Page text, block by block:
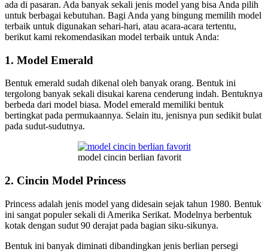
ada di pasaran. Ada banyak sekali jenis model yang bisa Anda pilih
untuk berbagai kebutuhan. Bagi Anda yang bingung memilih model
terbaik untuk digunakan sehari-hari, atau acara-acara tertentu,
berikut kami rekomendasikan model terbaik untuk Anda:
1. Model Emerald
Bentuk emerald sudah dikenal oleh banyak orang. Bentuk ini
tergolong banyak sekali disukai karena cenderung indah. Bentuknya
berbeda dari model biasa. Model emerald memiliki bentuk
bertingkat pada permukaannya. Selain itu, jenisnya pun sedikit bulat
pada sudut-sudutnya.
model cincin berlian favorit
2. Cincin Model Princess
Princess adalah jenis model yang didesain sejak tahun 1980. Bentuk
ini sangat populer sekali di Amerika Serikat. Modelnya berbentuk
kotak dengan sudut 90 derajat pada bagian siku-sikunya.
Bentuk ini banyak diminati dibandingkan jenis berlian persegi